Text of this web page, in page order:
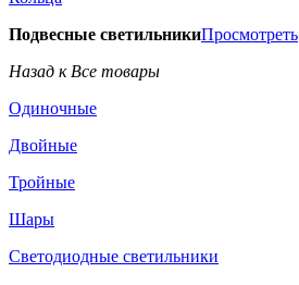
Подвесные светильникиПросмотреть
Назад к Все товары
Одиночные
Двойные
Тройные
Шары
Светодиодные светильники